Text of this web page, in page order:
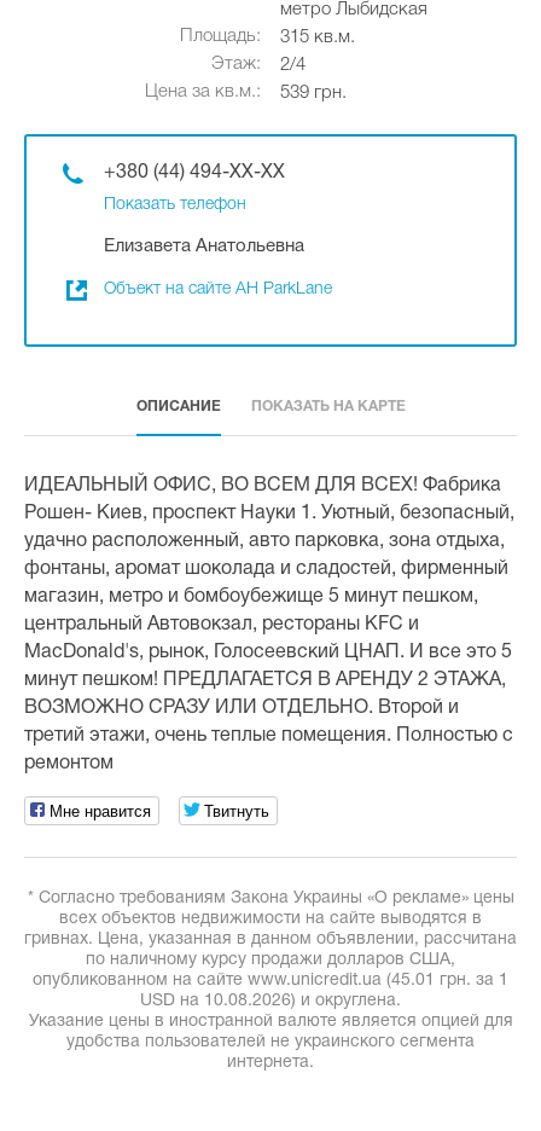
метро Лыбидская
Площадь:
315 кв.м.
Этаж:
2/4
Цена за кв.м.:
539 грн.
+380 (44) 494-XX-XX
Показать телефон
Елизавета Анатольевна
Объект на сайте АН ParkLane
ОПИСАНИЕ ПОКАЗАТЬ НА КАРТЕ
ИДЕАЛЬНЫЙ ОФИС, ВО ВСЕМ ДЛЯ ВСЕХ! Фабрика
Рошен- Киев, проспект Науки 1. Уютный, безопасный,
удачно расположенный, авто парковка, зона отдыха,
фонтаны, аромат шоколада и сладостей, фирменный
магазин, метро и бомбоубежище 5 минут пешком,
центральный Автовокзал, рестораны KFC и
MacDonald's, рынок, Голосеевский ЦНАП. И все это 5
минут пешком! ПРЕДЛАГАЕТСЯ В АРЕНДУ 2 ЭТАЖА,
ВОЗМОЖНО СРАЗУ ИЛИ ОТДЕЛЬНО. Второй и
третий этажи, очень теплые помещения. Полностью с
ремонтом
Мне нравится Твитнуть
* Согласно требованиям Закона Украины «О рекламе» цены
всех объектов недвижимости на сайте выводятся в
гривнах. Цена, указанная в данном объявлении, рассчитана
по наличному курсу продажи долларов США,
опубликованном на сайте www.unicredit.ua (45.01 грн. за 1
USD на 10.08.2026) и округлена.
Указание цены в иностранной валюте является опцией для
удобства пользователей не украинского сегмента
интернета.